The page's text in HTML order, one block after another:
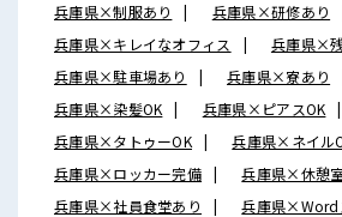
兵庫県×制服あり
兵庫県×研修あり
兵庫県×キレイなオフィス
兵庫県×
兵庫県×駐車場あり
兵庫県×寮あり
兵庫県×染髪OK
兵庫県×ピアスOK
兵庫県×タトゥーOK
兵庫県×ネイル
兵庫県×ロッカー完備
兵庫県×休憩
兵庫県×社員食堂あり
兵庫県×Word